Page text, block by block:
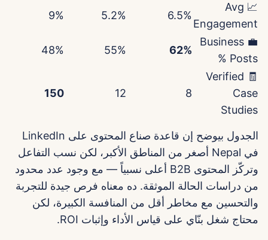
📈 Avg
Engagement
6.5%
5.2%
9%
💼 Business
Posts %
62%
55%
48%
🧾 Verified
Case
Studies
8
12
150
الجدول بيوضح إن قاعدة صناع المحتوى على LinkedIn
في Nepal أصغر من المناطق الأكبر، لكن نسب التفاعل
وتركّز المحتوى B2B أعلى نسبياً — مع وجود عدد محدود
من دراسات الحالة الموثقة. ده معناه فرص جيدة للتجربة
والتحسين مع مخاطر أقل من المنافسة الكبيرة، لكن
محتاج شغل بنّاي على قياس الأداء وإثبات ROI.